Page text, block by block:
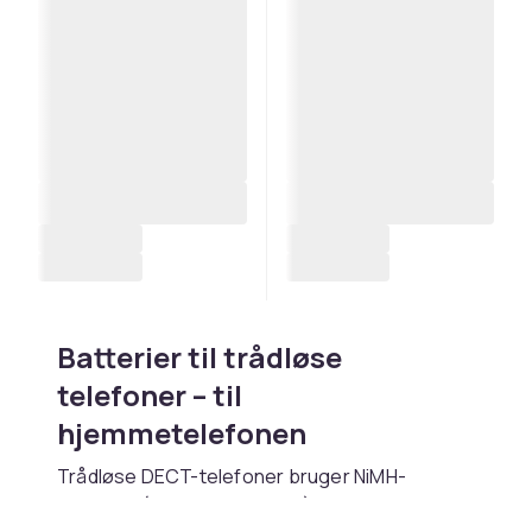
Batterier til trådløse
telefoner – til
hjemmetelefonen
Trådløse DECT-telefoner bruger NiMH-
batterier (nikkelmetalhydrid) i AAA-størrelse.